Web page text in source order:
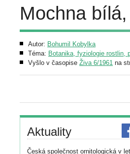
Mochna
Autor: Bohumil Kobylka
Téma: Botanika, fyziologie rostlin,
Vyšlo v časopise Živa 6/1961 na
Aktuality
Česká společnost ornitologická v